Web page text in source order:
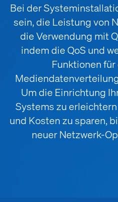
Bei der
sein, die Leistung von
die Verwendung mit
indem die QoS und
Funktionen
Um die Einrichtung
Systems zu
und Kosten zu sparen,
neuer Netzwerk-